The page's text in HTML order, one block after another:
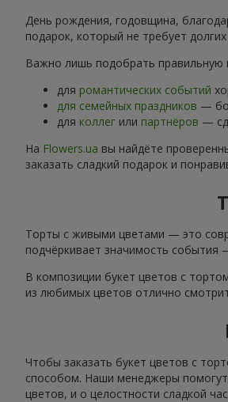
День рождения, годовщина,
подарок, который не требует
Важно лишь подобрать правильную
для романтических событий
для семейных праздников —
для коллег или партнёров —
На Flowers.ua вы найдёте
заказать сладкий подарок и
Торты с живыми цветами — это
подчёркивает значимость события
В композиции букет цветов с
из любимых цветов отлично
Чтобы заказать букет цветов с
способом. Наши менеджеры
цветов, и о целостности сладкой